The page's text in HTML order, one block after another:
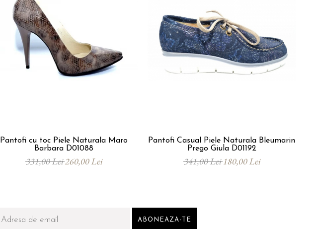
Pantofi cu toc Piele Naturala Maro
Barbara D01088
331,00 Lei260,00 Lei
Pantofi Casual Piele Naturala Bleumarin
Prego Giula D01192
341,00 Lei180,00 Lei